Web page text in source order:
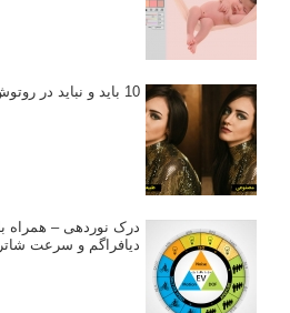
10 باید و نباید در روتوش عکس ها
دیافراگم و سرعت شاتر